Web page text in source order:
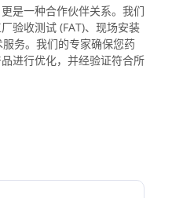
是一种合作伙伴关系。我们
验收测试 (FAT)、现场安装
务。我们的专家确保您药
进行优化，并经验证符合所